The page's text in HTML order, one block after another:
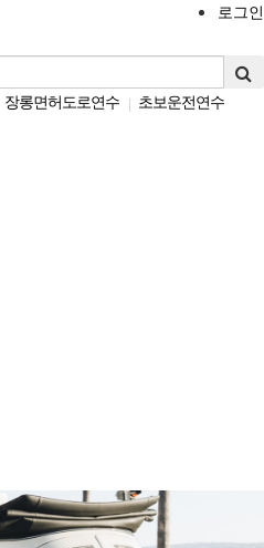
로그인
장롱면허도로연수 | 초보운전연수